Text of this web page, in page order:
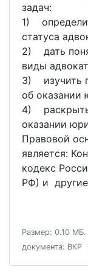
задач:
1)
статуса
2) дать
виды
3) изучить
об
4) раскрыть
оказании
Правовой
является:
кодекс
РФ) и
Размер: 0.10 МБ.
документа: ВКР